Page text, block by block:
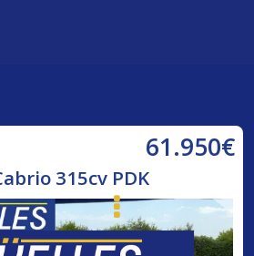
61.950€
315cv PDK